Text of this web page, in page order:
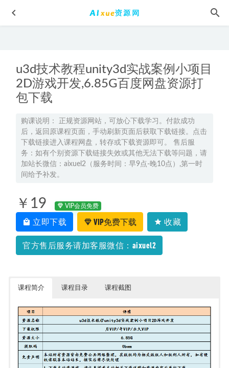
u3d技术教程unity3d实战案例小项目
2D游戏开发,6.85G百度网盘资源打
包下载
购课说明： 正规资源网站，可放心下载学习。付款成功
后，返回原课程页面，手动刷新页面后获取下载链接。点击
下载链接进入课程网盘，转存或下载资源即可。 售后服
务：如有个别资源下载链接失效或其他无法下载等问题，请
加站长微信：aixuel2（服务时间：早9点-晚10点）,第一时
间给予补发。
￥19 VIP会员免费
立即下载 VIP免费下载 收藏
官方售后服务请加客服微信：aixuel2
课程简介 课程目录 课程截图
2024刘鹏达高二数学秋季班视频教程+课程笔记 2023-12-01
2024刘莹莹高三历史暑假班高考历史一轮复习网课视频教程
2023-07-25
希望学2025李孚宁初一地理培训班秋上+秋下网课教程 2024-
08-15
学而思英语【王欣】40讲 乐学英语一级教学课程，5.72G百度
网盘资源打包下载
2021-08-25